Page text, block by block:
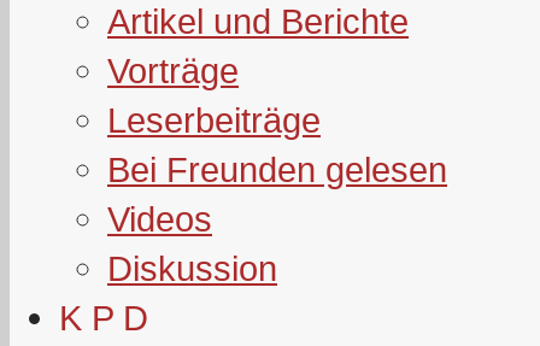
Artikel und Berichte
Vorträge
Leserbeiträge
Bei Freunden gelesen
Videos
Diskussion
K P D